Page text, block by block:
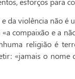
da violência não é
compaixão e a
religião é
«jamais o